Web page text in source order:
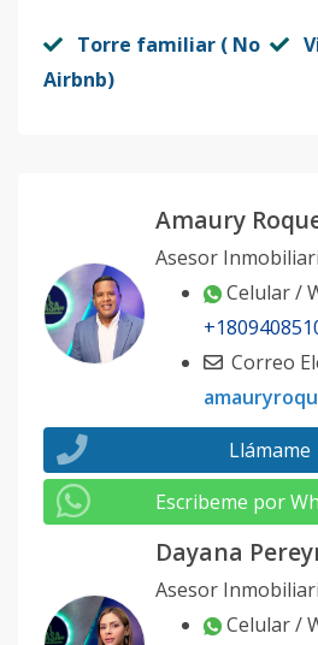
Torre familiar ( No
Airbnb)
Amaury
Asesor
Celular /
Correo
Llámame
Escribeme por
Dayana
Asesor
Celular /